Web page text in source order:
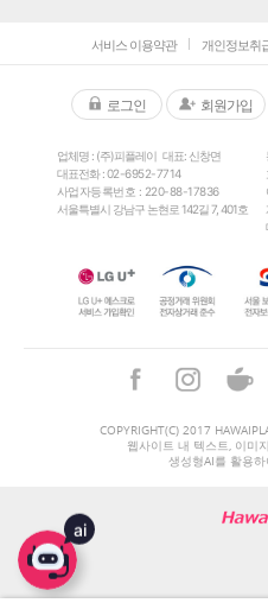
서비스 이용약관 개인정보취
로그인 회원가입
업체명 : (주)피플레이 대표: 신창면
대표전화 :02-6952-7714
사업자등록번호 : 220-88-17836
서울특별시 강남구 논현로 142길 7, 401호
COPYRIGHT(C) 2017
웹사이트 내 텍스트, 이미
생성형AI를 활용
ai